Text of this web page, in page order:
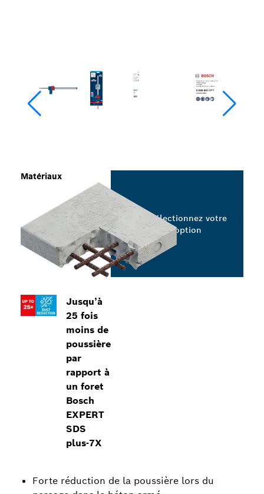
Jusqu’à
25 fois
moins de
poussière
par
rapport à
un foret
Bosch
EXPERT
SDS
plus-7X
Forte réduction de la poussière lors du
Matériaux
Sélectionnez votre
option